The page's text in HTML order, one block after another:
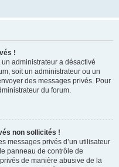
!
administrateur a désactivé
soit un administrateur ou un
des messages privés. Pour
du forum.
non sollicités !
messages privés d’un utilisateur
panneau de contrôle de
de manière abusive de la